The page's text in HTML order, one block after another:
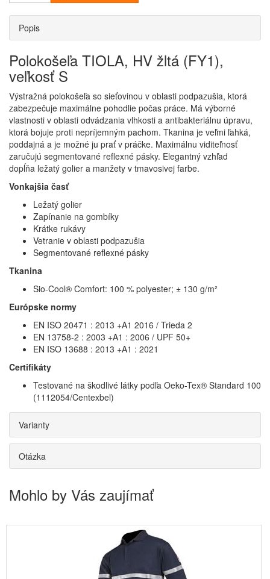
Popis
Polokošeľa TIOLA, HV žltá (FY1),
veľkosť S
Výstražná polokošeľa so sieťovinou v oblasti podpazušia, ktorá
zabezpečuje maximálne pohodlie počas práce. Má výborné
vlastnosti v oblasti odvádzania vlhkosti a antibakteriálnu úpravu,
ktorá bojuje proti nepríjemným pachom. Tkanina je veľmi ľahká,
poddajná a je možné ju prať v práčke. Maximálnu viditeľnosť
zaručujú segmentované reflexné pásky. Elegantný vzhľad
dopĺňa ležatý golier a manžety v tmavosivej farbe.
Vonkajšia časť
Ležatý golier
Zapínanie na gombíky
Krátke rukávy
Vetranie v oblasti podpazušia
Segmentované reflexné pásky
Tkanina
Sio-Cool® Comfort: 100 % polyester; ± 130 g/m²
Európske normy
EN ISO 20471 : 2013 +A1 2016 / Trieda 2
EN 13758-2 : 2003 +A1 : 2006 / UPF 50+
EN ISO 13688 : 2013 +A1 : 2021
Certifikáty
Testované na škodlivé látky podľa Oeko-Tex® Standard 100
(1112054/Centexbel)
Varianty
Otázka
Mohlo by Vás zaujímať